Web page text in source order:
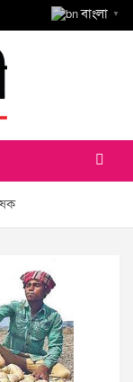
বাংলা ▼